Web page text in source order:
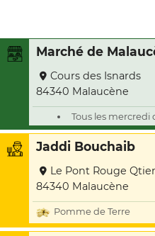
Marché de
Cours des Isnards
84340 Malaucène
Tous les mercredi
Jaddi Bouchaib
Le Pont Rouge
84340 Malaucène
Pomme de Terre